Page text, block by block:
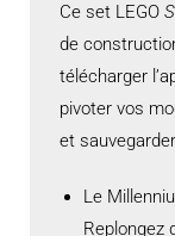
Ce set LEGO
de
télécharger
pivoter vos
et
Le
Replongez